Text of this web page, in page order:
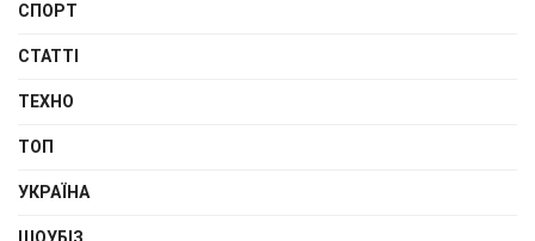
СПОРТ
СТАТТІ
ТЕХНО
ТОП
УКРАЇНА